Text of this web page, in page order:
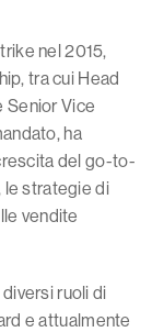
nel 2015,
tra cui Head
Senior Vice
ha
del go-to-
le strategie di
vendite
ruoli di
e attualmente